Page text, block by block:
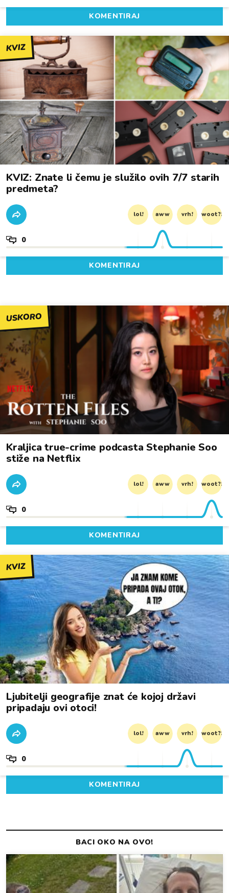
KOMENTIRAJ
KVIZ
KVIZ: Znate li čemu je služilo ovih 7/7 starih
predmeta?
lol! aww vrh! woot?!
0
KOMENTIRAJ
USKORO
Kraljica true-crime podcasta Stephanie Soo
stiže na Netflix
lol! aww vrh! woot?!
0
KOMENTIRAJ
KVIZ
Ljubitelji geografije znat će kojoj državi
pripadaju ovi otoci!
lol! aww vrh! woot?!
0
KOMENTIRAJ